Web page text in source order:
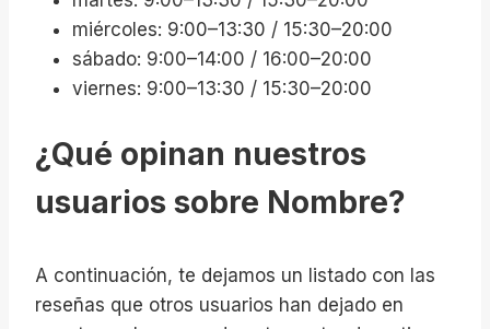
miércoles: 9:00–13:30 / 15:30–20:00
sábado: 9:00–14:00 / 16:00–20:00
viernes: 9:00–13:30 / 15:30–20:00
¿Qué opinan nuestros
usuarios sobre Nombre?
A continuación, te dejamos un listado con las
reseñas que otros usuarios han dejado en